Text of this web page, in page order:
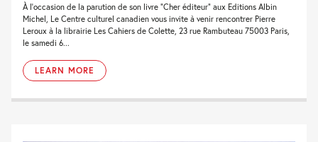
À l’occasion de la parution de son livre “Cher éditeur” aux Editions Albin
Michel, Le Centre culturel canadien vous invite à venir rencontrer Pierre
Leroux à la librairie Les Cahiers de Colette, 23 rue Rambuteau 75003 Paris,
le samedi 6...
LEARN MORE